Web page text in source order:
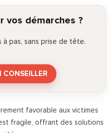
vos démarches ?
à pas, sans prise de tête.
CONSEILLER
favorable aux victimes
fragile, offrant des solutions